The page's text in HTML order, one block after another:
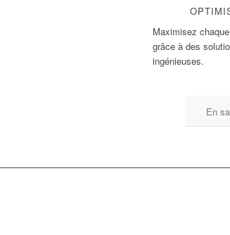
Maximisez
grâce à des
ingénieuses.
En